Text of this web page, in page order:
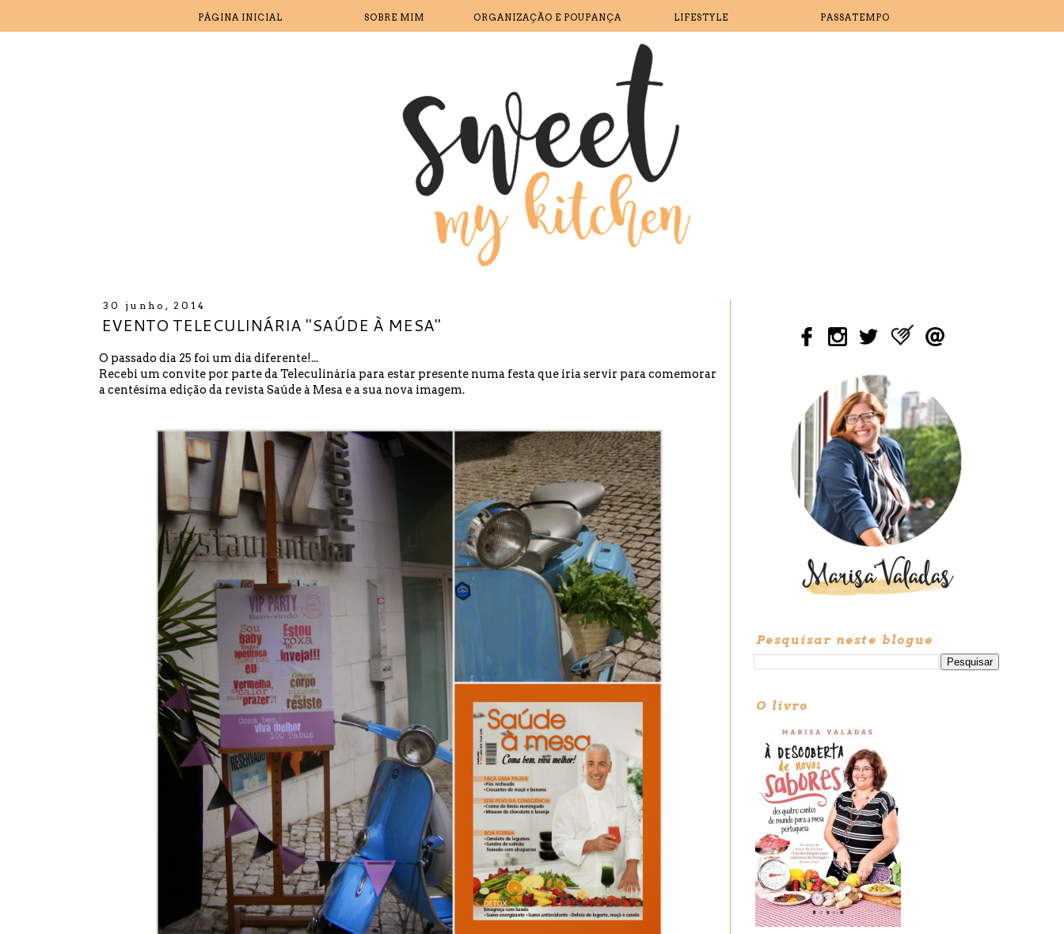
PÁGINA INICIAL SOBRE MIM ORGANIZAÇÃO E POUPANÇA LIFESTYLE PASSATEMPO
30 junho, 2014
EVENTO TELECULINÁRIA "SAÚDE À MESA"
O passado dia 25 foi um dia diferente!...
Recebi um convite por parte da Teleculinária para estar presente numa festa que iria servir para comemorar
a centésíma edição da revista Saúde à Mesa e a sua nova imagem.
Pesquisar neste blogue
O livro